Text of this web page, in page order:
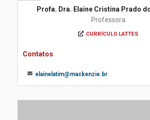
Profa. Dra. Elaine Cristina Prado
Professora
CURRÍCULO LATTES
Contatos
elainelatim@mackenzie.br